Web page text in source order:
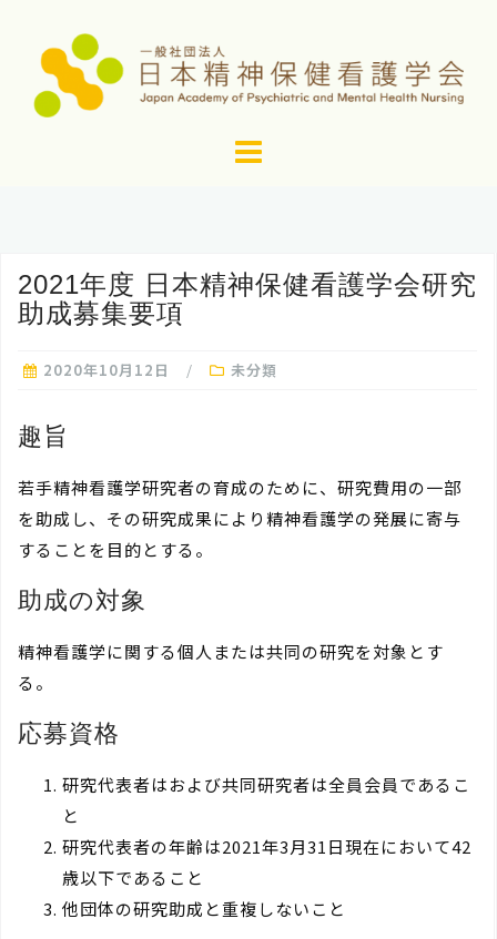
2021年度 日本精神保健看護学会研究
助成募集要項
2020年10月12日 未分類
趣旨
若手精神看護学研究者の育成のために、研究費用の一部
を助成し、その研究成果により精神看護学の発展に寄与
することを目的とする。
助成の対象
精神看護学に関する個人または共同の研究を対象とす
る。
応募資格
研究代表者はおよび共同研究者は全員会員であるこ
と
研究代表者の年齢は2021年3月31日現在において42
歳以下であること
他団体の研究助成と重複しないこと